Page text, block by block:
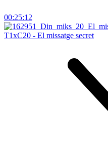
00:25:12
T1xC20 - El missatge secret